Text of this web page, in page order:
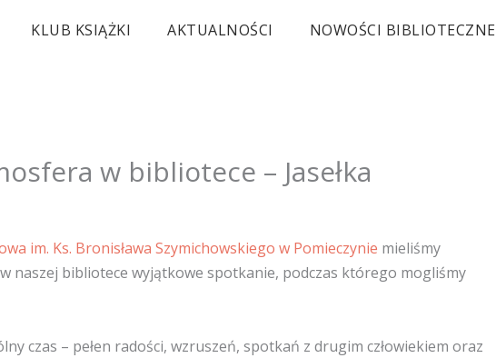
KLUB KSIĄŻKI AKTUALNOŚCI NOWOŚCI BIBLIOTECZNE
w bibliotece – Jasełka
im. Ks. Bronisława Szymichowskiego w Pomieczynie mieliśmy
naszej bibliotece wyjątkowe spotkanie, podczas którego mogliśmy
czas – pełen radości, wzruszeń, spotkań z drugim człowiekiem oraz